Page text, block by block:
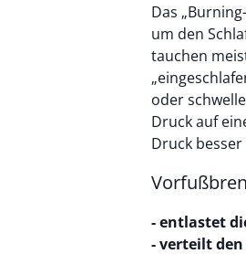
Das
um den
tauchen
oder
Druck auf
Druck
- entlastet
- verteilt